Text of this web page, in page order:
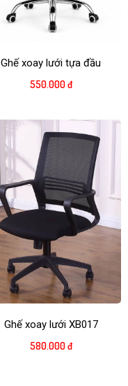
Ghế xoay lưới tựa đầu
550.000 đ
Ghế xoay lưới XB017
580.000 đ